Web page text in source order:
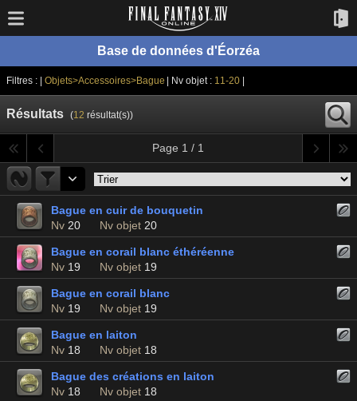
Base de données d'Éorzéa
Filtres : | Objets>Accessoires>Bague | Nv objet : 11-20
Résultats (12 résultat(s))
Page 1 / 1
Bague en cuir de bouquetin
Nv 20 Nv objet 20
Bague en corail blanc éthéréenne
Nv 19 Nv objet 19
Bague en corail blanc
Nv 19 Nv objet 19
Bague en laiton
Nv 18 Nv objet 18
Bague des créations en laiton
Nv 18 Nv objet 18